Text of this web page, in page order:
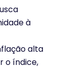
à
alta
o índice,